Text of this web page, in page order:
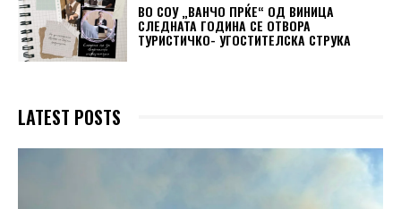
ВО СОУ „ВАНЧО ПРЌЕ“ ОД ВИНИЦА
СЛЕДНАТА ГОДИНА СЕ ОТВОРА
ТУРИСТИЧКО- УГОСТИТЕЛСКА СТРУКА
LATEST POSTS